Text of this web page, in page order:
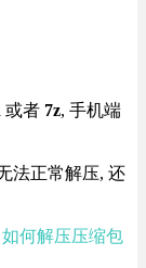
或者 7z, 手机端
法正常解压, 还
何解压压缩包